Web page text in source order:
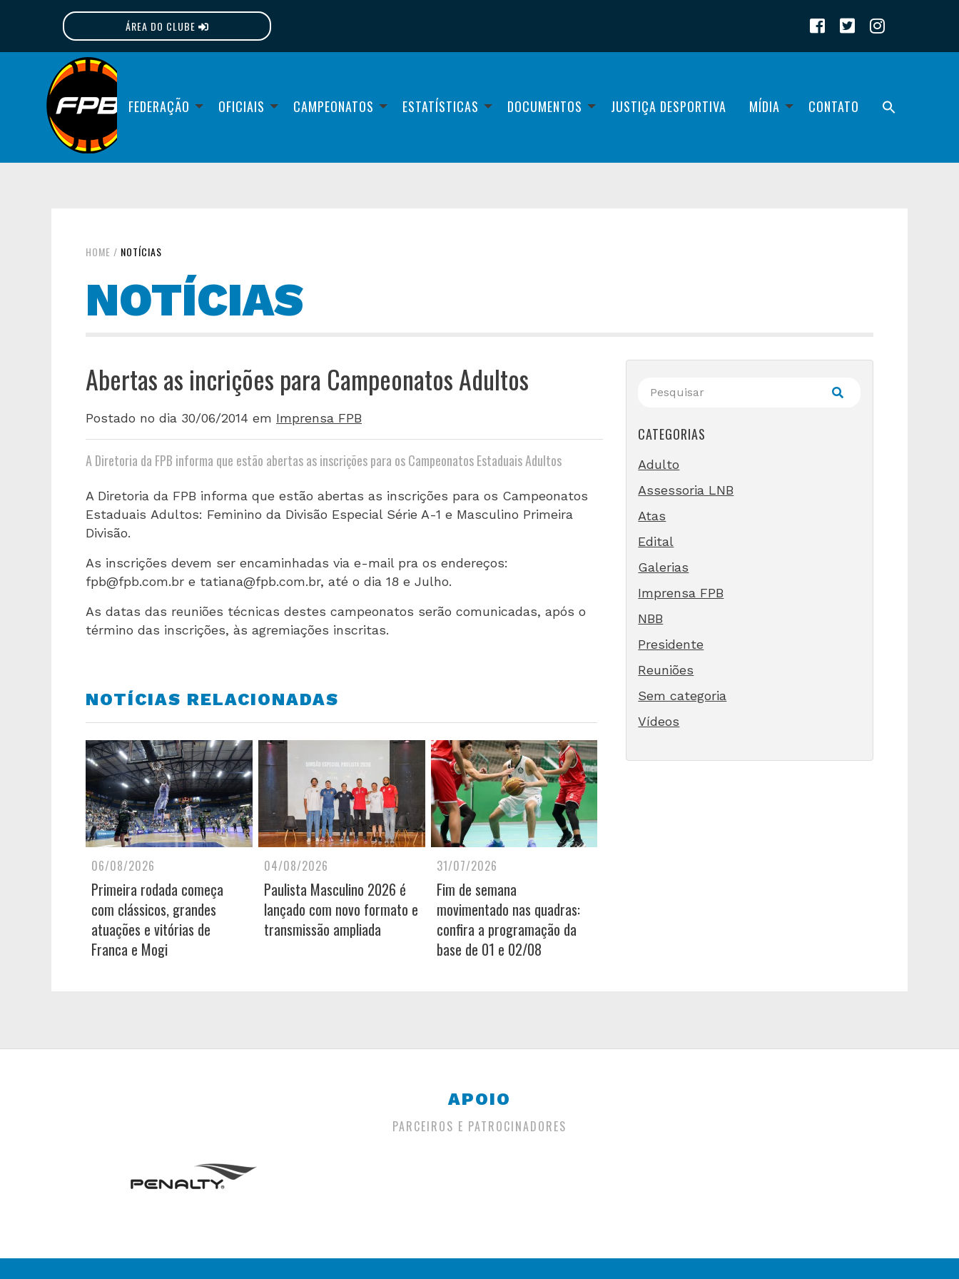
ÁREA DO CLUBE
FEDERAÇÃO OFICIAIS CAMPEONATOS ESTATÍSTICAS DOCUMENTOS JUSTIÇA DESPORTIVA MÍDIA CONTATO
HOME / NOTÍCIAS
NOTÍCIAS
Abertas as incrições para Campeonatos Adultos
Postado no dia 30/06/2014 em Imprensa FPB
A Diretoria da FPB informa que estão abertas as inscrições para os Campeonatos Estaduais Adultos
A Diretoria da FPB informa que estão abertas as inscrições para os Campeonatos
Estaduais Adultos: Feminino da Divisão Especial Série A-1 e Masculino Primeira
Divisão.
As inscrições devem ser encaminhadas via e-mail pra os endereços:
fpb@fpb.com.br e tatiana@fpb.com.br, até o dia 18 e Julho.
As datas das reuniões técnicas destes campeonatos serão comunicadas, após o
término das inscrições, às agremiações inscritas.
NOTÍCIAS RELACIONADAS
06/08/2026
Primeira rodada começa
com clássicos, grandes
atuações e vitórias de
Franca e Mogi
04/08/2026
Paulista Masculino 2026 é
lançado com novo formato e
transmissão ampliada
31/07/2026
Fim de semana
movimentado nas quadras:
confira a programação da
base de 01 e 02/08
CATEGORIAS
Adulto
Assessoria LNB
Atas
Edital
Galerias
Imprensa FPB
NBB
Presidente
Reuniões
Sem categoria
Vídeos
APOIO
PARCEIROS E PATROCINADORES